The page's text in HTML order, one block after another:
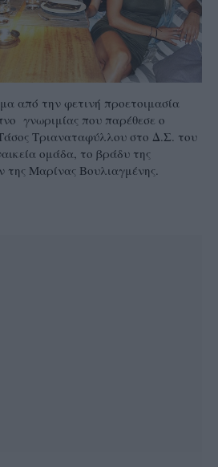
από την φετινή προετοιμασία
γνωριμίας που παρέθεσε ο
Τριαναταφύλλου στο Δ.Σ. του
ομάδα, το βράδυ της
Μαρίνας Βουλιαγμένης.